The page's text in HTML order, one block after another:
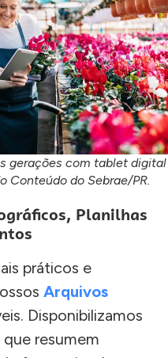
gerações com tablet digital
Conteúdo do Sebrae/PR.
Planilhas
práticos e
Arquivos
Disponibilizamos
resumem